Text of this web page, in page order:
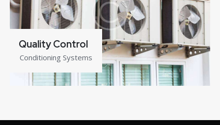
Quality Control
Conditioning Systems